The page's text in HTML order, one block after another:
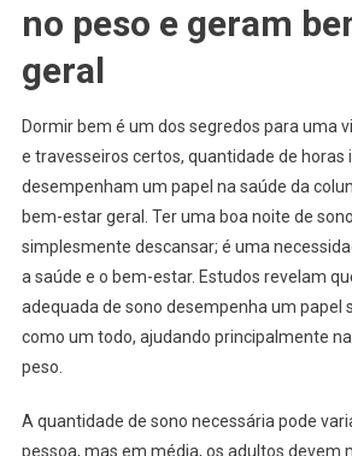
no peso e geram
geral
Dormir bem é um dos segredos para uma
e travesseiros certos, quantidade de horas
desempenham um papel na saúde da
bem-estar geral. Ter uma boa noite de
simplesmente descansar; é uma
a saúde e o bem-estar. Estudos revelam
adequada de sono desempenha um papel
como um todo, ajudando principalmente
peso.
A quantidade de sono necessária pode
pessoa, mas em média, os adultos devem